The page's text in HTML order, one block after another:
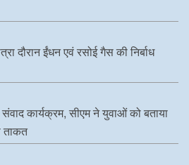
दौरान ईंधन एवं रसोई गैस की निर्बाध
कार्यक्रम, सीएम ने युवाओं को बताया
ताकत